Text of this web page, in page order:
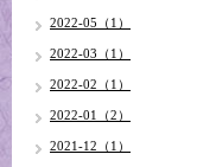
2022-05（1）
2022-03（1）
2022-02（1）
2022-01（2）
2021-12（1）